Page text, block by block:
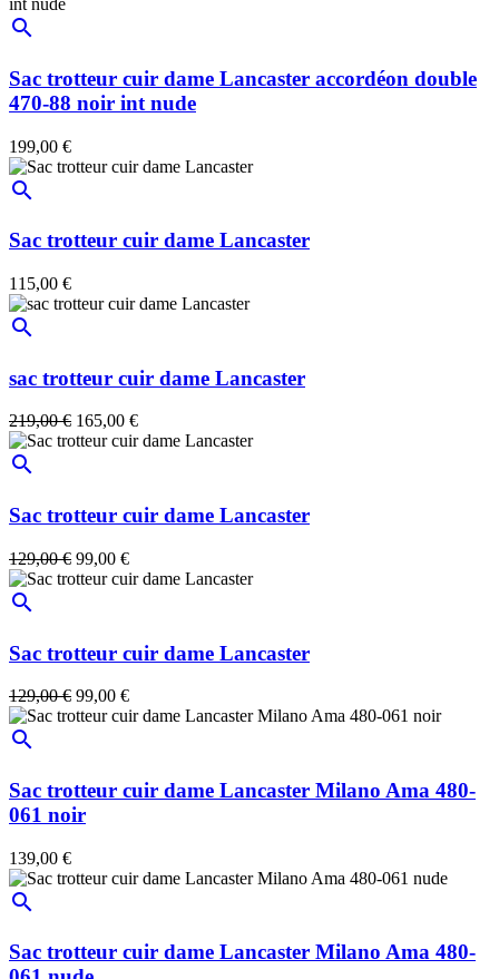
search
Sac trotteur cuir dame Lancaster accordéon double
470-88 noir int nude
199,00 €
search
Sac trotteur cuir dame Lancaster
115,00 €
search
sac trotteur cuir dame Lancaster
219,00 € 165,00 €
search
Sac trotteur cuir dame Lancaster
129,00 € 99,00 €
search
Sac trotteur cuir dame Lancaster
129,00 € 99,00 €
search
Sac trotteur cuir dame Lancaster Milano Ama 480-
061 noir
139,00 €
search
Sac trotteur cuir dame Lancaster Milano Ama 480-